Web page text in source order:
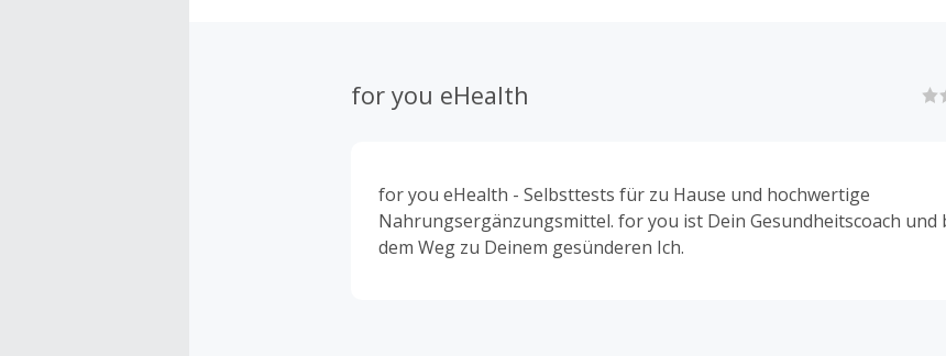
for you eHealth
for you eHealth - Selbsttests für zu Hause und hochwertige
Nahrungsergänzungsmittel. for you ist Dein Gesundheitscoach und
dem Weg zu Deinem gesünderen Ich.